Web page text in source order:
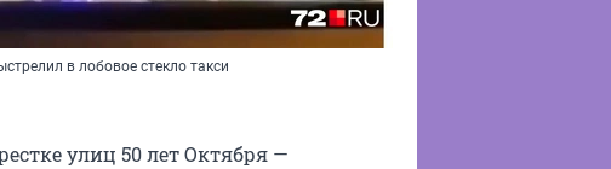
в лобовое стекло такси
улиц 50 лет Октября —